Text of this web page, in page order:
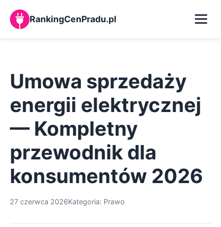
RankingCenPradu.pl
Baza wiedzy
O nas
Umowa sprzedaży
energii elektrycznej
— Kompletny
przewodnik dla
konsumentów 2026
27 czerwca 2026Kategoria: Prawo